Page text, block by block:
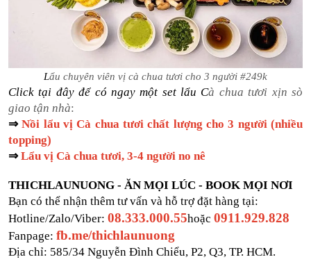
Lẩu chuyên viên vị cà chua tươi cho 3 người #249k
Click tại đây để có ngay một set lẩu Cà chua tươi xịn sò
giao tận nhà:
⇒ Nồi lẩu vị Cà chua tươi chất lượng cho 3 người (nhiều
topping)
⇒ Lẩu vị Cà chua tươi, 3-4 người no nê
THICHLAUNUONG - ĂN MỌI LÚC - BOOK MỌI NƠI
Bạn có thể nhận thêm tư vấn và hỗ trợ đặt hàng tại:
Hotline/Zalo/Viber: 08.333.000.55hoặc 0911.929.828
Fanpage: fb.me/thichlaunuong
Địa chỉ: 585/34 Nguyễn Đình Chiểu, P2, Q3, TP. HCM.